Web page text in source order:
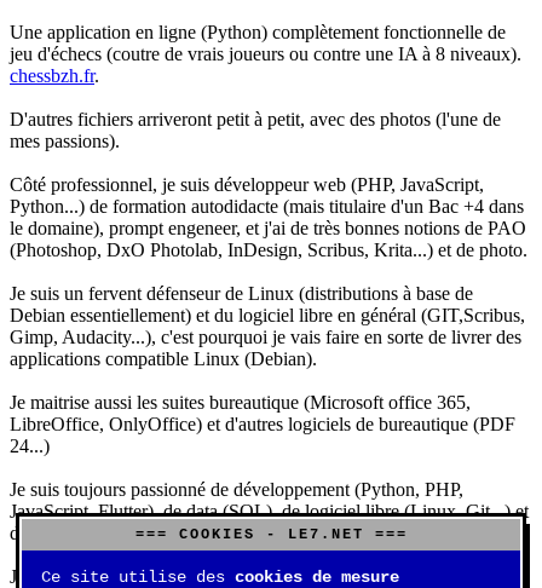
Une application en ligne (Python) complètement fonctionnelle de
jeu d'échecs (coutre de vrais joueurs ou contre une IA à 8 niveaux).
chessbzh.fr.
D'autres fichiers arriveront petit à petit, avec des photos (l'une de
mes passions).
Côté professionnel, je suis développeur web (PHP, JavaScript,
Python...) de formation autodidacte (mais titulaire d'un Bac +4 dans
le domaine), prompt engeneer, et j'ai de très bonnes notions de PAO
(Photoshop, DxO Photolab, InDesign, Scribus, Krita...) et de photo.
Je suis un fervent défenseur de Linux (distributions à base de
Debian essentiellement) et du logiciel libre en général (GIT,Scribus,
Gimp, Audacity...), c'est pourquoi je vais faire en sorte de livrer des
applications compatible Linux (Debian).
Je maitrise aussi les suites bureautique (Microsoft office 365,
LibreOffice, OnlyOffice) et d'autres logiciels de bureautique (PDF
24...)
Je suis toujours passionné de développement (Python, PHP,
JavaScript, Flutter), de data (SQL), de logiciel libre (Linux, Git...) et
d'IA (principalement Claude et DeepSeek).
J'aime jouer, surtout aux jeux de sociétés (Risk, Uno, Scrabble...),
=== COOKIES - LE7.NET ===
Ce site utilise des cookies de mesure